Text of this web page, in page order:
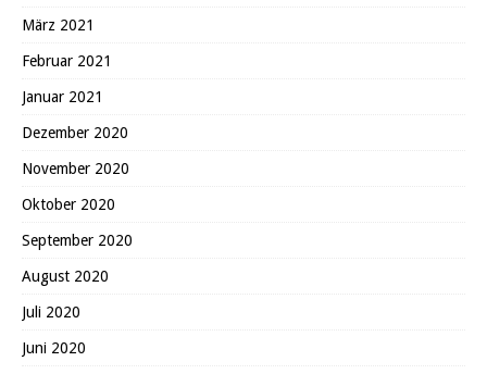
März 2021
Februar 2021
Januar 2021
Dezember 2020
November 2020
Oktober 2020
September 2020
August 2020
Juli 2020
Juni 2020